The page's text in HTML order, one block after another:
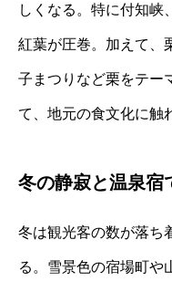
しくなる。特に付知峡
紅葉が圧巻。加えて、
子まつりなど栗をテー
て、地元の食文化に触
冬の静寂と温泉宿
冬は観光客の数が落ち
る。雪景色の宿場町や